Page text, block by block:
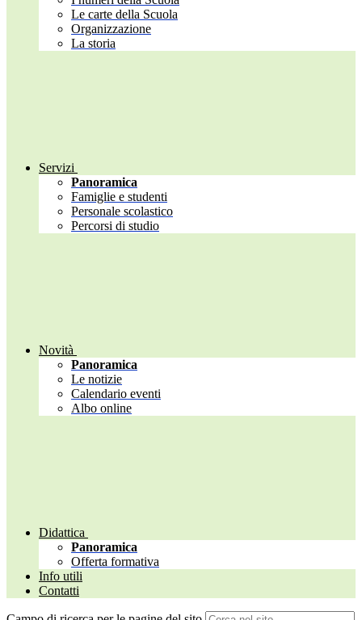
Le carte della Scuola
Organizzazione
La storia
Servizi
Panoramica
Famiglie e studenti
Personale scolastico
Percorsi di studio
Novità
Panoramica
Le notizie
Calendario eventi
Albo online
Didattica
Panoramica
Offerta formativa
Info utili
Contatti